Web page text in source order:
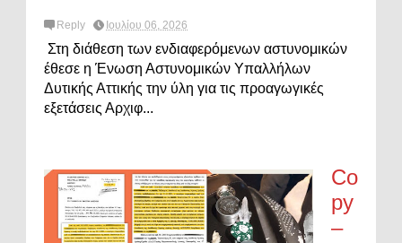
Reply Ιουλίου 06, 2026
Στη διάθεση των ενδιαφερόμενων αστυνομικών
έθεσε η Ένωση Αστυνομικών Υπαλλήλων
Δυτικής Αττικής την ύλη για τις προαγωγικές
εξετάσεις Αρχιφ...
Co
py
–